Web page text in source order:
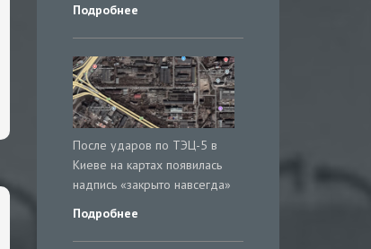
Подробнее
После ударов по ТЭЦ-5 в
Киеве на картах появилась
надпись «закрыто навсегда»
Подробнее